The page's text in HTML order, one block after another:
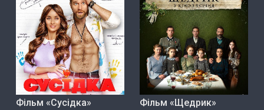
Фільм «Сусідка» Фільм «Щедрик»